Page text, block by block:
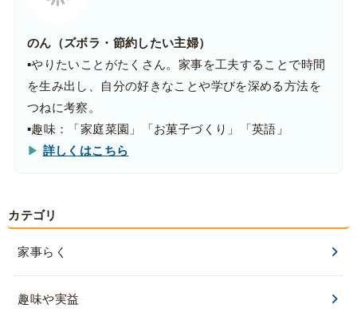
のん（ズボラ・節約したい主婦）
▪️やりたいことがたくさん。家事を工夫することで時間
を生み出し、自分の好きなことや学びを深める方法を
つねに考察。
▪️趣味：「家庭菜園」「お菓子づくり」「英語」
▶ 詳しくはこちら
カテゴリ
家事らく
趣味や実益